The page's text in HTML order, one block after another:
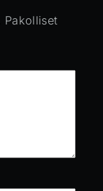
Pakolliset